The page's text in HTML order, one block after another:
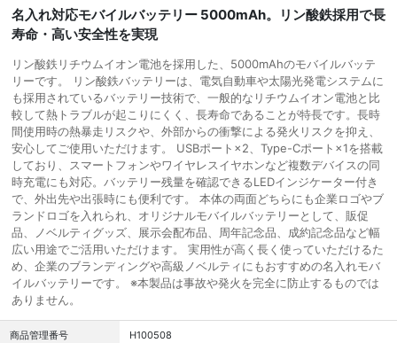
名入れ対応モバイルバッテリー 5000mAh。リン酸鉄採用で長
寿命・高い安全性を実現
リン酸鉄リチウムイオン電池を採用した、5000mAhのモバイルバッテ
リーです。 リン酸鉄バッテリーは、電気自動車や太陽光発電システムに
も採用されているバッテリー技術で、一般的なリチウムイオン電池と比
較して熱トラブルが起こりにくく、長寿命であることが特長です。長時
間使用時の熱暴走リスクや、外部からの衝撃による発火リスクを抑え、
安心してご使用いただけます。 USBポート×2、Type-Cポート×1を搭載
しており、スマートフォンやワイヤレスイヤホンなど複数デバイスの同
時充電にも対応。バッテリー残量を確認できるLEDインジケーター付き
で、外出先や出張時にも便利です。 本体の両面どちらにも企業ロゴやブ
ランドロゴを入れられ、オリジナルモバイルバッテリーとして、販促
品、ノベルティグッズ、展示会配布品、周年記念品、成約記念品など幅
広い用途でご活用いただけます。 実用性が高く長く使っていただけるた
め、企業のブランディングや高級ノベルティにもおすすめの名入れモバ
イルバッテリーです。 ※本製品は事故や発火を完全に防止するものでは
ありません。
商品管理番号 H100508